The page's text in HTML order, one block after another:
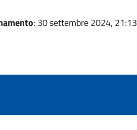
: 30 settembre 2024, 21:13